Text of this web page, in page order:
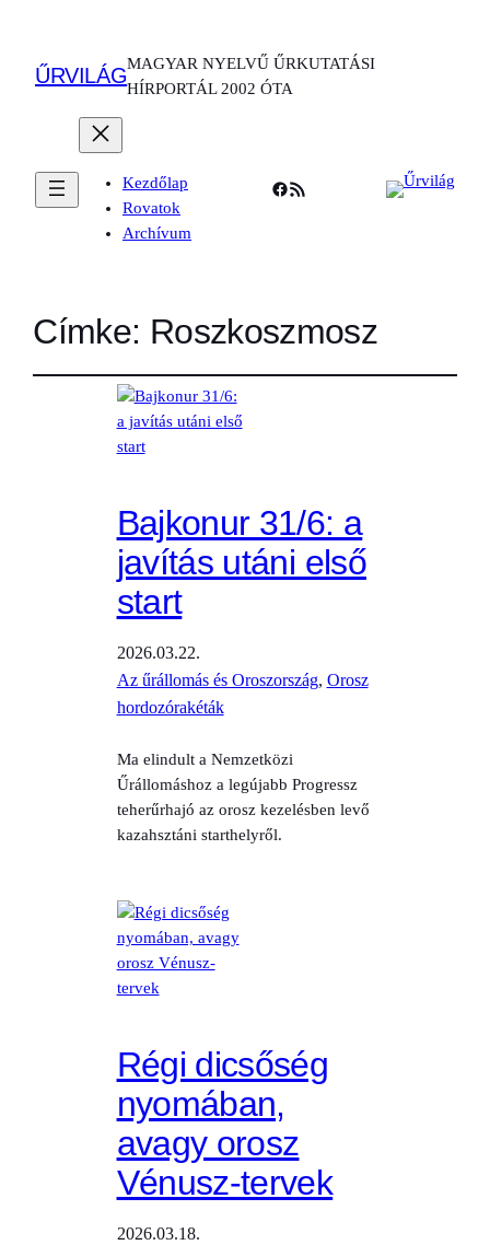
ŰRVILÁG
MAGYAR NYELVŰ ŰRKUTATÁSI
HÍRPORTÁL 2002 ÓTA
Kezdőlap
Rovatok
Archívum
Facebook
RSS Feed
Címke: Roszkoszmosz
Bajkonur 31/6: a
javítás utáni első
start
2026.03.22.
Az űrállomás és Oroszország, Orosz
hordozórakéták
Ma elindult a Nemzetközi
Űrállomáshoz a legújabb Progressz
teherűrhajó az orosz kezelésben levő
kazahsztáni starthelyről.
Régi dicsőség
nyomában,
avagy orosz
Vénusz-tervek
2026.03.18.